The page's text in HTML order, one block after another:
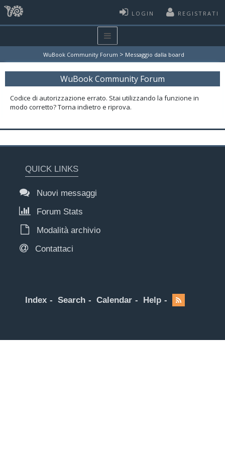
LOGIN REGISTRATI
WuBook Community Forum > Messaggio dalla board
WuBook Community Forum
Codice di autorizzazione errato. Stai utilizzando la funzione in
modo corretto? Torna indietro e riprova.
QUICK LINKS
Nuovi messaggi
Forum Stats
Modalità archivio
Contattaci
Index Search Calendar Help